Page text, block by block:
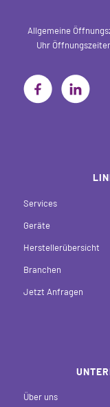
Allgemeine
Uhr
Services
Geräte
Herstellerübersicht
Branchen
Jetzt Anfragen
Über uns